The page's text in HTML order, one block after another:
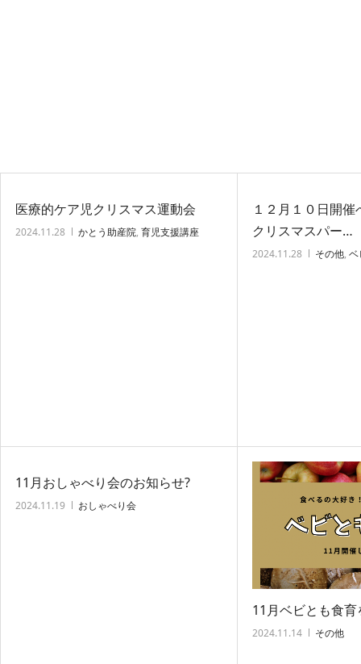
医療的ケア児クリスマス運動会
2024.11.28 かとう助産院, 育児支援講座
１２月１０日開
クリスマスパー…
2024.11.28 その他, ベ
11月おしゃべり会のお知らせ?
2024.11.19 おしゃべり会
11月ベビとも食
2024.11.14 その他